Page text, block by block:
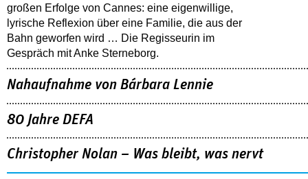
großen Erfolge von Cannes: eine eigenwillige,
lyrische Reflexion über eine ­Familie, die aus der
Bahn geworfen wird … Die Regisseurin im
Gespräch mit Anke Sterneborg.
Nahaufnahme von Bárbara Lennie
80 Jahre DEFA
Christopher Nolan – Was bleibt, was nervt